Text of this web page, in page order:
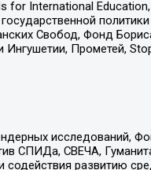
International Education,
Свобод, Фонд
Прометей,
исследований,
СПИДа, СВЕЧА,
развитию